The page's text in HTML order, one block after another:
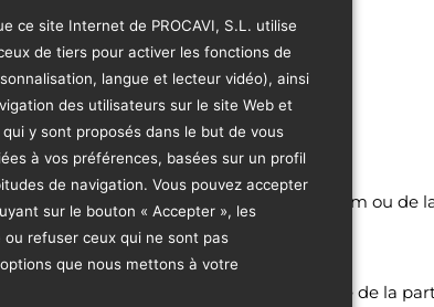
Description du produit
La version espagnole du nom ou
prévaut.
Viande rouge issue de la
ce site Internet de PROCAVI, S.L. utilise
de tiers pour activer les fonctions de
langue et lecteur vidéo), ainsi
des utilisateurs sur le site Web et
y sont proposés dans le but de vous
à vos préférences, basées sur un profil
de navigation. Vous pouvez accepter
sur le bouton « Accepter », les
refuser ceux qui ne sont pas
que nous mettons à votre